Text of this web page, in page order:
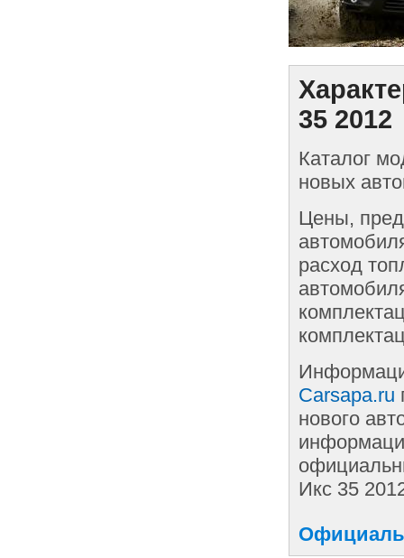
35 2012
Каталог
новых
Цены,
расход
Carsapa.ru
нового
Икс 35